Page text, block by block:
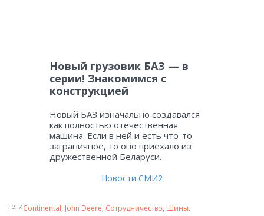
Новый грузовик БАЗ — в
серии! Знакомимся с
конструкцией
Новый БАЗ изначально создавался
как полностью отечественная
машина. Если в ней и есть что-то
заграничное, то оно приехало из
дружественной Беларуси.
Новости СМИ2
ТегиContinental, John Deere, Сотрудничество, Шины.